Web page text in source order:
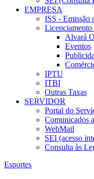
EMPRESA
ISS - Emissão
Licenciamento
Alvará
Eventos
IPTU
ITBI
Outras Taxas
SERVIDOR
Portal do
Comunicados
WebMail
SEI (acesso
Consulta às
Esportes